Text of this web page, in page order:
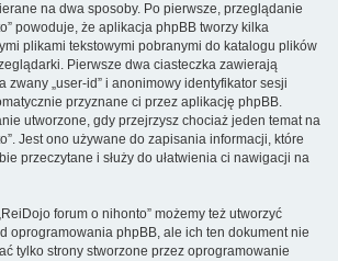
na dwa sposoby. Po pierwsze, przeglądanie
powoduje, że aplikacja phpBB tworzy kilka
plikami tekstowymi pobranymi do katalogu plików
Pierwsze dwa ciasteczka zawierają
zwany „user-id” i anonimowy identyfikator sesji
przyznane ci przez aplikację phpBB.
utworzone, gdy przejrzysz chociaż jeden temat na
Jest ono używane do zapisania informacji, które
przeczytane i służy do ułatwienia ci nawigacji na
forum o nihonto” możemy też utworzyć
oprogramowania phpBB, ale ich ten dokument nie
tylko strony stworzone przez oprogramowanie